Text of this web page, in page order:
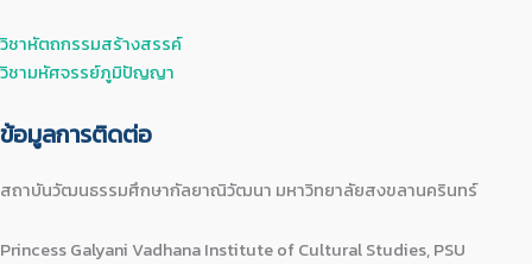
วิชาหัตถกรรมสร้างสรรค์
วิชามหัศจรรย์ภูมิปัญญา
ข้อมูลการติดต่อ
สถาบันวัฒนธรรมศึกษากัลยาณิวัฒนา มหาวิทยาลัยสงขลานครินทร์
Princess Galyani Vadhana Institute of Cultural Studies, PSU